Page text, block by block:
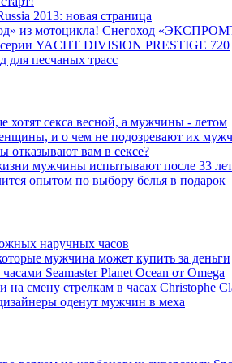
2013: новая страница
из мотоцикла! Снегоход
YACHT DIVISION PRESTIGE 720
для песчаных трасс
секса весной, а мужчины - летом
и о чем не подозревают их
вам в сексе?
мужчины испытывают после 33 лет
опытом по выбору белья в подарок
наручных часов
мужчина может купить за деньги
Seamaster Planet Ocean от Omega
смену стрелкам в часах Christophe
оденут мужчин в меха